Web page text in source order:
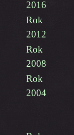
2016
Rok
2012
Rok
2008
Rok
2004